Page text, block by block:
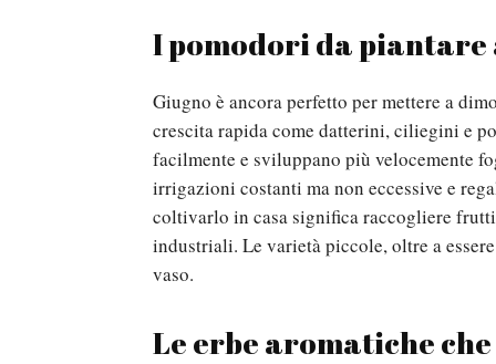
I pomodori da piantare
Giugno è ancora perfetto per mettere a
crescita rapida come datterini, ciliegini e
facilmente e sviluppano più velocemente
irrigazioni costanti ma non eccessive e
coltivarlo in casa significa raccogliere
industriali. Le varietà piccole, oltre a
vaso.
Le erbe aromatiche